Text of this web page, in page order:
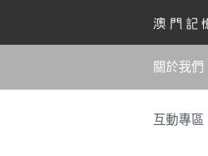
關於我們
互動專區